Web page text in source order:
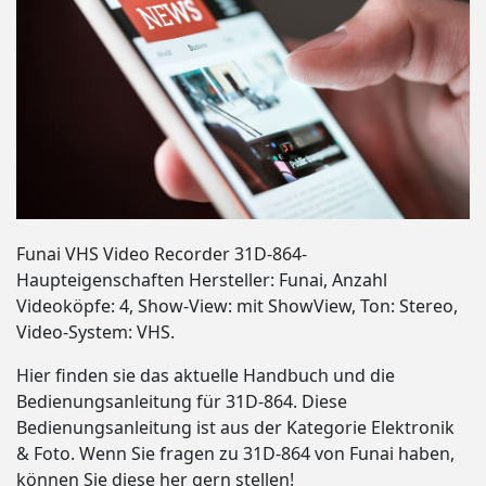
Funai VHS Video Recorder 31D-864-
Haupteigenschaften Hersteller: Funai, Anzahl
Videoköpfe: 4, Show-View: mit ShowView, Ton: Stereo,
Video-System: VHS.
Hier finden sie das aktuelle Handbuch und die
Bedienungsanleitung für 31D-864. Diese
Bedienungsanleitung ist aus der Kategorie Elektronik
& Foto. Wenn Sie fragen zu 31D-864 von Funai haben,
können Sie diese her gern stellen!